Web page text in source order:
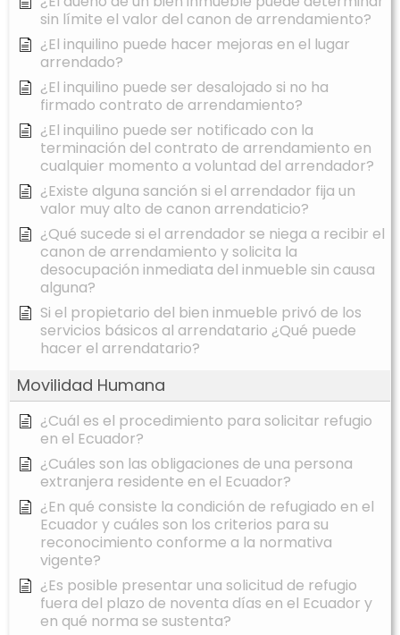
sin límite el valor del canon de arrendamiento?
¿El inquilino puede hacer mejoras en el lugar
arrendado?
¿El inquilino puede ser desalojado si no ha
firmado contrato de arrendamiento?
¿El inquilino puede ser notificado con la
terminación del contrato de arrendamiento en
cualquier momento a voluntad del arrendador?
¿Existe alguna sanción si el arrendador fija un
valor muy alto de canon arrendaticio?
¿Qué sucede si el arrendador se niega a recibir el
canon de arrendamiento y solicita la
desocupación inmediata del inmueble sin causa
alguna?
Si el propietario del bien inmueble privó de los
servicios básicos al arrendatario ¿Qué puede
hacer el arrendatario?
Movilidad Humana
¿Cuál es el procedimiento para solicitar refugio
en el Ecuador?
¿Cuáles son las obligaciones de una persona
extranjera residente en el Ecuador?
¿En qué consiste la condición de refugiado en el
Ecuador y cuáles son los criterios para su
reconocimiento conforme a la normativa
vigente?
¿Es posible presentar una solicitud de refugio
fuera del plazo de noventa días en el Ecuador y
en qué norma se sustenta?